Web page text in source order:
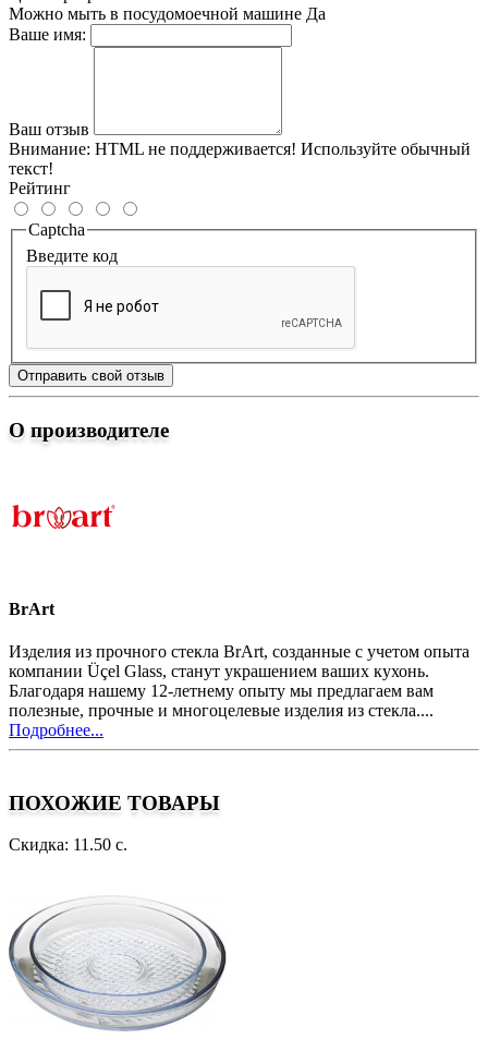
Можно мыть в посудомоечной машине Да
Ваше имя:
Ваш отзыв
Внимание: HTML не поддерживается! Используйте обычный
текст!
Рейтинг
Captcha
Введите код
Отправить свой отзыв
О производителе
BrArt
Изделия из прочного стекла BrArt, созданные с учетом опыта
компании Üçel Glass, станут украшением ваших кухонь.
Благодаря нашему 12-летнему опыту мы предлагаем вам
полезные, прочные и многоцелевые изделия из стекла....
Подробнее...
ПОХОЖИЕ ТОВАРЫ
Скидка: 11.50 с.